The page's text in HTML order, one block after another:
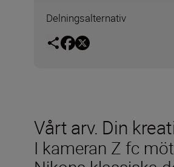
Delningsalternativ
Vårt arv. Din
I kameran Z fc